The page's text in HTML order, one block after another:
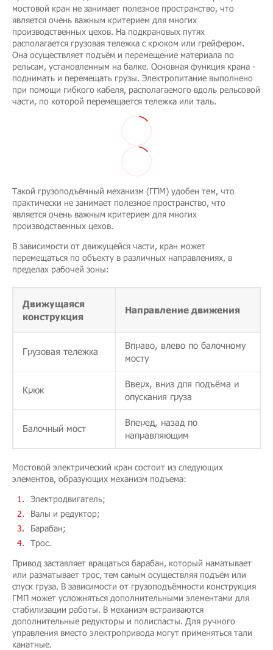
мостовой кран не занимает полезное пространство, что
является очень важным критерием для многих
производственных цехов. На подкрановых путях
располагается грузовая тележка с крюком или грейфером.
Она осуществляет подъём и перемещение материала по
рельсам, установленным на балке. Основная функция крана -
поднимать и перемещать грузы. Электропитание выполнено
при помощи гибкого кабеля, располагаемого вдоль рельсовой
части, по которой перемещается тележка или таль.
Такой грузоподъёмный механизм (ГПМ) удобен тем, что
практически не занимает полезное пространство, что
является очень важным критерием для многих
производственных цехов.
В зависимости от движущейся части, кран может
перемещаться по объекту в различных направлениях, в
пределах рабочей зоны:
Движущаяся
конструкция
Направление движения
Грузовая тележка
Вправо, влево по балочному
мосту
Крюк
Вверх, вниз для подъёма и
опускания груза
Балочный мост
Вперед, назад по
направляющим
Мостовой электрический кран состоит из следующих
элементов, образующих механизм подъема:
Электродвигатель;
Валы и редуктор;
Барабан;
Трос.
Привод заставляет вращаться барабан, который наматывает
или разматывает трос, тем самым осуществляя подъём или
спуск груза. В зависимости от грузоподъёмности конструкция
ГМП может усложняться дополнительными элементами для
стабилизации работы. В механизм встраиваются
дополнительные редукторы и полиспасты. Для ручного
управления вместо электропривода могут применяться тали
канатные.